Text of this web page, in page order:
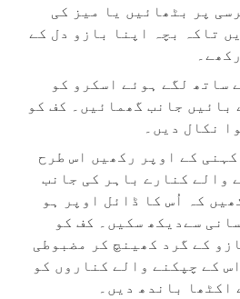
پر بٹھائیں یا میز کی
تاکہ بچہ اپنا بازو دل کے
ساتھ لگے ہوئے اسکرو کو
بائیں جانب گھمائیں۔ کف کو
نکال دیں۔
کے اوپر رکھیں اس طرح
والے کنارے باہر کی جانب
کہ اُس کا ڈائل اوپر ہو
سےدیکھ سکیں۔ کف کو
کے گرد کھینچ کر مضبوطی
کے چپکنے والے کناروں کو
اکٹھا باندھ دیں۔